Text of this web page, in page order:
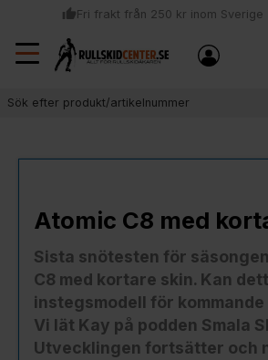
Meny
thumb_upFri frakt från 250 kr inom Sverige
local_shipping
Sommar: Beställ innan kl 11:00 (mån-ons)
samma dag
Atomic C8 med
Sista snötesten för
C8 med kortare skin. Kan
instegsmodell för
Vi lät Kay på podden Smala
Utvecklingen fortsätter och